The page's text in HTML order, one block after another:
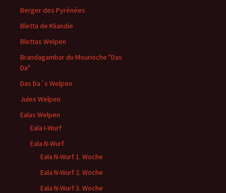
Berger des Pyrénées
Bletta de Kliandie
Blettas Welpen
Brandagambar du Mourioche "Das
Da"
Das Da´s Welpen
Jules Welpen
Ealas Welpen
Eala I-Wurf
Eala N-Wurf
Eala N-Wurf 1. Woche
Eala N-Wurf 2. Woche
Eala N-Wurf 3. Woche